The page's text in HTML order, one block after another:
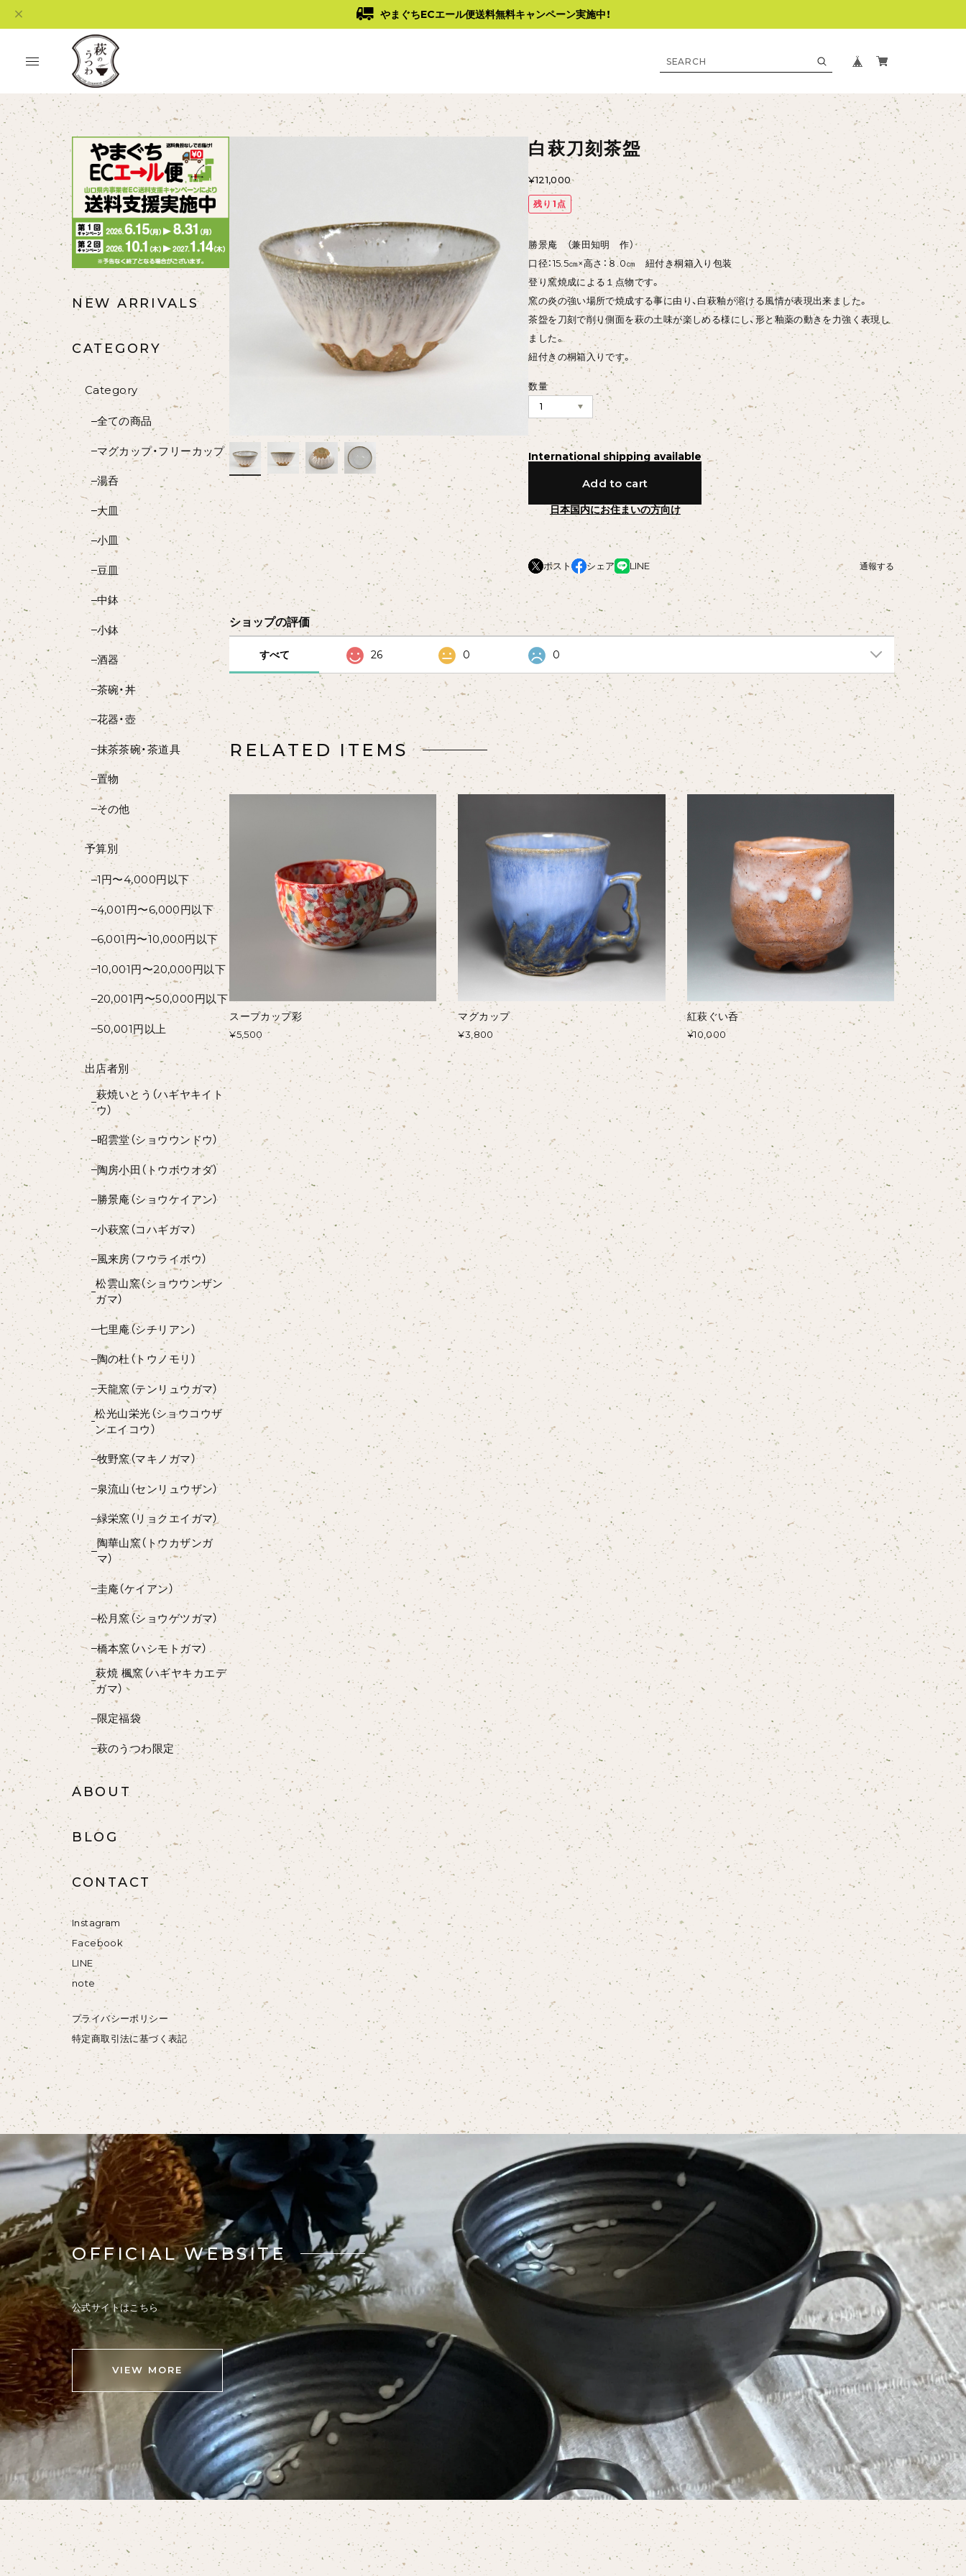
やまぐちECエール便送料無料キャンペーン実施中！
NEW ARRIVALS
CATEGORY
Category
全ての商品
マグカップ・フリーカップ
湯呑
大皿
小皿
豆皿
中鉢
小鉢
酒器
茶碗・丼
花器・壺
抹茶茶碗・茶道具
置物
その他
予算別
1円〜4,000円以下
4,001円〜6,000円以下
6,001円〜10,000円以下
10,001円〜20,000円以下
20,001円〜50,000円以下
50,001円以上
出店者別
萩焼いとう（ハギヤキイト
ウ）
昭雲堂（ショウウンドウ）
陶房小田（トウボウオダ）
勝景庵（ショウケイアン）
小萩窯（コハギガマ）
風来房（フウライボウ）
松雲山窯（ショウウンザン
ガマ）
七里庵（シチリアン）
陶の杜（トウノモリ）
天龍窯（テンリュウガマ）
松光山栄光（ショウコウザ
ンエイコウ）
牧野窯（マキノガマ）
泉流山（センリュウザン）
緑栄窯（リョクエイガマ）
陶華山窯（トウカザンガ
マ）
圭庵（ケイアン）
松月窯（ショウゲツガマ）
橋本窯（ハシモトガマ）
萩焼 楓窯（ハギヤキカエデ
ガマ）
限定福袋
萩のうつわ限定
ABOUT
BLOG
CONTACT
Instagram
Facebook
LINE
note
プライバシーポリシー
特定商取引法に基づく表記
白萩刀刻茶盌
¥121,000
残り1点
勝景庵 （兼田知明 作）
口径：15.5㎝×高さ：８.0㎝ 紐付き桐箱入り包装
登り窯焼成による１点物です。
窯の炎の強い場所で焼成する事に由り、白萩釉が溶ける風情が表現出来ました。
茶盌を刀刻で削り側面を萩の土味が楽しめる様にし、形と釉薬の動きを力強く表現し
ました。
紐付きの桐箱入りです。
数量
International shipping available
Add to cart
日本国内にお住まいの方向け
ポスト シェア LINE 通報する
ショップの評価
すべて 26 0 0
RELATED ITEMS
スープカップ彩
¥5,500
マグカップ
¥3,800
紅萩ぐい呑
¥10,000
OFFICIAL WEBSITE
公式サイトはこちら
VIEW MORE